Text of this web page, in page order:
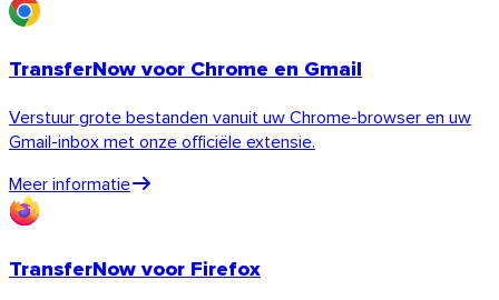
TransferNow voor Chrome en Gmail
Verstuur grote bestanden vanuit uw Chrome-browser en uw
Gmail-inbox met onze officiële extensie.
Meer informatie
TransferNow voor Firefox